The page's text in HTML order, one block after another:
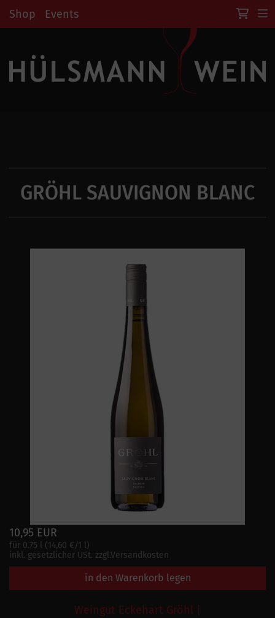
Shop Events
GRÖHL SAUVIGNON BLANC
10,95 EUR
für 0.75 l (14,60 €/1 l)
inkl. gesetzlicher USt. zzgl.Versandkosten
in den Warenkorb legen
Weingut Eckehart Gröhl |